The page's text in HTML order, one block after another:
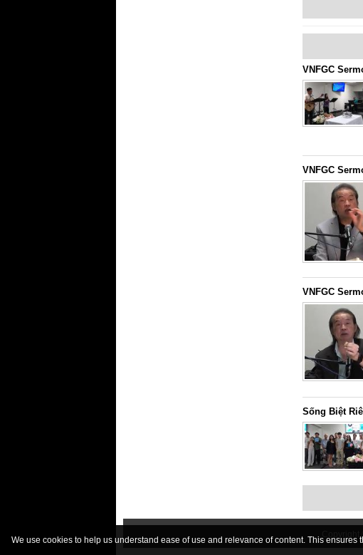
VNFGC
VNFGC
VNFGC
Sống Biệt
Copyright
We use cookies to help us understand ease of use and relevance of content. This